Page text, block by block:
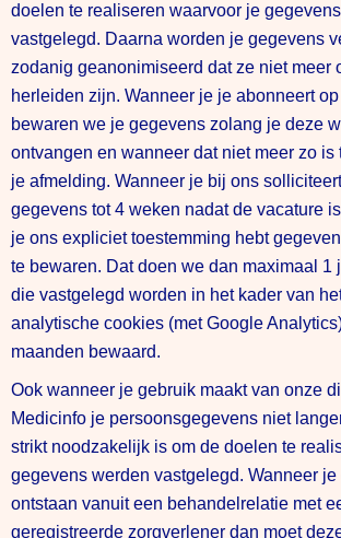
doelen te realiseren waarvoor je
vastgelegd. Daarna worden je gegevens
zodanig geanonimiseerd dat ze niet meer
herleiden zijn. Wanneer je je abonneert
bewaren we je gegevens zolang je deze
ontvangen en wanneer dat niet meer zo is
je afmelding. Wanneer je bij ons
gegevens tot 4 weken nadat de vacature
je ons expliciet toestemming hebt
te bewaren. Dat doen we dan maximaal 1
die vastgelegd worden in het kader van
analytische cookies (met Google
maanden bewaard.
Ook wanneer je gebruik maakt van onze
Medicinfo je persoonsgegevens niet
strikt noodzakelijk is om de doelen te
gegevens werden vastgelegd. Wanneer
ontstaan vanuit een behandelrelatie met
geregistreerde zorgverlener dan moet